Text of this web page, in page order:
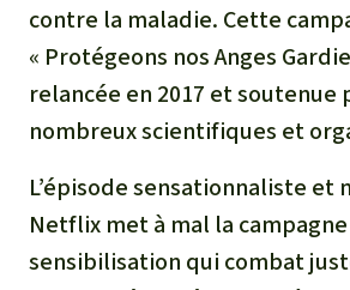
contre la maladie. Cette
« Protégeons nos Anges
relancée en 2017 et soutenue
nombreux scientifiques et
L’épisode sensationnaliste et
Netflix met à mal la
sensibilisation qui combat